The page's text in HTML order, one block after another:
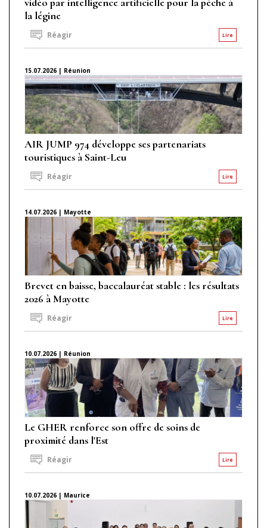
la légine
Lire
Réagir
15.07.2026 | Réunion
AIR JUMP 974 développe ses partenariats
touristiques à Saint-Leu
Lire
Réagir
14.07.2026 | Mayotte
Brevet en baisse, baccalauréat stable : les résultats
2026 à Mayotte
Lire
Réagir
10.07.2026 | Réunion
Le GHER renforce son offre de soins de
proximité dans l'Est
Lire
Réagir
10.07.2026 | Maurice